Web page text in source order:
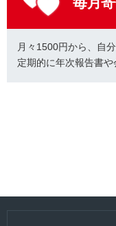
月々1500円から、自
定期的に年次報告書や